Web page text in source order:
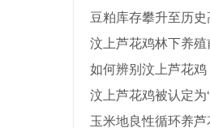
豆粕库存攀升至历
汶上芦花鸡林下养殖
如何辨别汶上芦花鸡
汶上芦花鸡被认定为
玉米地良性循环养芦